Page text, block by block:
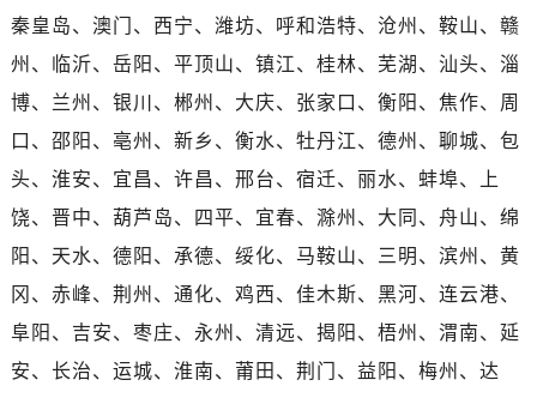
广西壮族自治区桂林市秀峰区红岭路帝舵售后服务中心（需提前预约）
广西壮族自治区河池市金城江区金城江街道朝阳路帝舵售后服务中心（需提前预约）
广西壮族自治区贺州市八步区城东街道灵峰南路帝舵售后服务中心（需提前预约）
广西壮族自治区柳州市城中区中山中路帝舵售后服务中心（需提前预约）
秦皇岛、澳门、西宁、潍坊、呼和浩特、沧州、鞍山、赣
州、临沂、岳阳、平顶山、镇江、桂林、芜湖、汕头、淄
博、兰州、银川、郴州、大庆、张家口、衡阳、焦作、周
口、邵阳、亳州、新乡、衡水、牡丹江、德州、聊城、包
头、淮安、宜昌、许昌、邢台、宿迁、丽水、蚌埠、上
饶、晋中、葫芦岛、四平、宜春、滁州、大同、舟山、绵
阳、天水、德阳、承德、绥化、马鞍山、三明、滨州、黄
冈、赤峰、荆州、通化、鸡西、佳木斯、黑河、连云港、
阜阳、吉安、枣庄、永州、清远、揭阳、梧州、渭南、延
安、长治、运城、淮南、莆田、荆门、益阳、梅州、达